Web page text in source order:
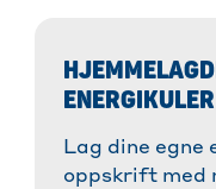
Lag dine egne
oppskrift med